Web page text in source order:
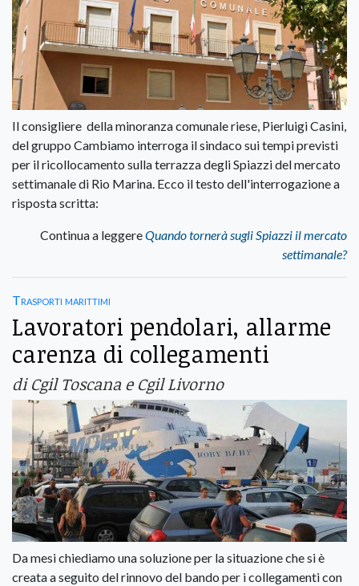
Il consigliere della minoranza comunale riese, Pierluigi Casini,
del gruppo Cambiamo interroga il sindaco sui tempi previsti
per il ricollocamento sulla terrazza degli Spiazzi del mercato
settimanale di Rio Marina. Ecco il testo dell'interrogazione a
risposta scritta:
Continua a leggereQuando tornerà sugli Spiazzi il mercato
settimanale?
Trasporti marittimi
Lavoratori pendolari, allarme
carenza di collegamenti
di Cgil Toscana e Cgil Livorno
Da mesi chiediamo una soluzione per la situazione che si è
creata a seguito del rinnovo del bando per i collegamenti con